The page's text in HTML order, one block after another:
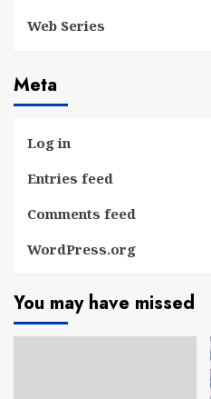
Web Series
Meta
Log in
Entries feed
Comments feed
WordPress.org
You may have missed